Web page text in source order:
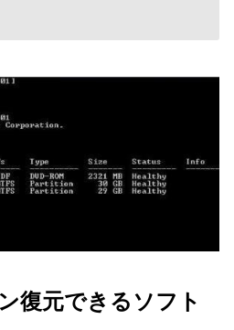
復元できるソフト